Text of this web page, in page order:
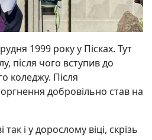
1999 року у Пісках. Тут
після чого вступив до
коледжу. Після
добровільно став на
і у дорослому віці, скрізь